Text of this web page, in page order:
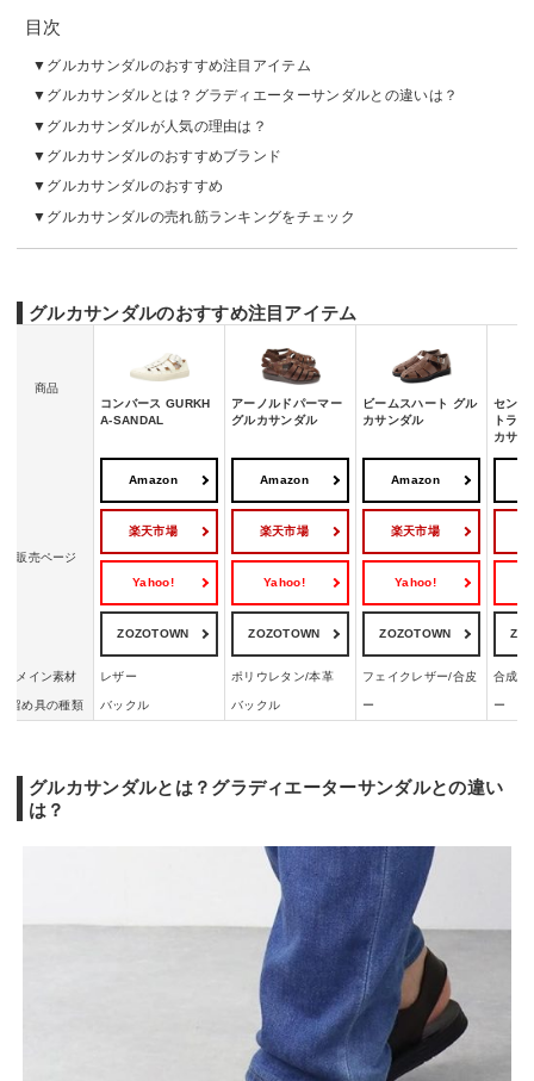
目次
グルカサンダルのおすすめ注目アイテム
グルカサンダルとは？グラディエーターサンダルとの違いは？
グルカサンダルが人気の理由は？
グルカサンダルのおすすめブランド
グルカサンダルのおすすめ
グルカサンダルの売れ筋ランキングをチェック
グルカサンダルのおすすめ注目アイテム
商品
コンバース GURKH
A-SANDAL
アーノルドパーマー
グルカサンダル
ビームスハート グル
カサンダル
センス
トラ
カサン
販売ページ
Amazon
楽天市場
Yahoo!
ZOZOTOWN
Amazon
楽天市場
Yahoo!
ZOZOTOWN
Amazon
楽天市場
Yahoo!
ZOZOTOWN
メイン素材 レザー ポリウレタン/本革 フェイクレザー/合皮 合成皮
留め具の種類 バックル バックル ー ー
グルカサンダルとは？グラディエーターサンダルとの違い
は？